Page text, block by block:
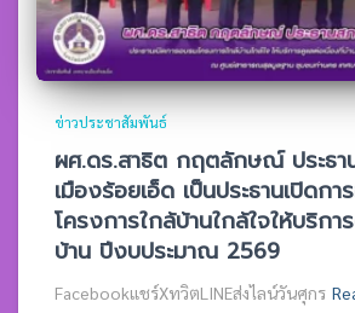
ข่าวประชาสัมพันธ์
ผศ.ดร.สาธิต กฤตลักษณ์ ประธา
เมืองร้อยเอ็ด เป็นประธานเปิดกา
โครงการใกล้บ้านใกล้ใจให้บริก
บ้าน ปีงบประมาณ 2569
Facebookแชร์XทวิตLINEส่งไลน์วันศุกร